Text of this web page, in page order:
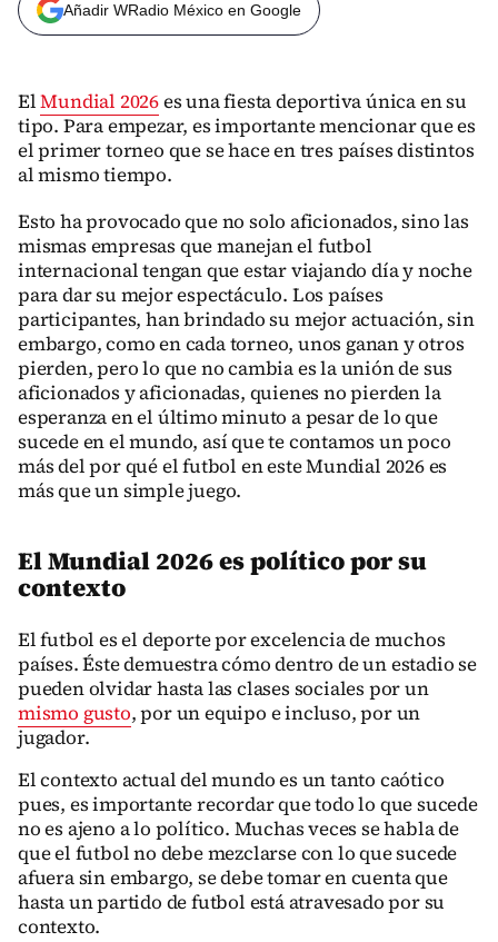
Añadir WRadio México en Google
ElMundial 2026es una fiesta deportiva única en su
tipo. Para empezar, es importante mencionar que es
el primer torneo que se hace en tres países distintos
al mismo tiempo.
Esto ha provocado que no solo aficionados, sino las
mismas empresas que manejan el futbol
internacional tengan que estar viajando día y noche
para dar su mejor espectáculo. Los países
participantes, han brindado su mejor actuación, sin
embargo, como en cada torneo, unos ganan y otros
pierden, pero lo que no cambia es la unión de sus
aficionados y aficionadas, quienes no pierden la
esperanza en el último minuto a pesar de lo que
sucede en el mundo, así que te contamos un poco
más del por qué el futbol en este Mundial 2026 es
más que un simple juego.
El Mundial 2026 es político por su
contexto
El futbol es el deporte por excelencia de muchos
países. Éste demuestra cómo dentro de un estadio se
pueden olvidar hasta las clases sociales por un
mismo gusto, por un equipo e incluso, por un
jugador.
El contexto actual del mundo es un tanto caótico
pues, es importante recordar que todo lo que sucede
no es ajeno a lo político. Muchas veces se habla de
que el futbol no debe mezclarse con lo que sucede
afuera sin embargo, se debe tomar en cuenta que
hasta un partido de futbol está atravesado por su
contexto.